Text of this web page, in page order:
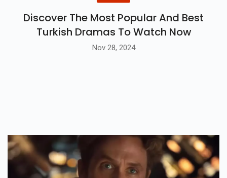
Discover The Most Popular And Best
Turkish Dramas To Watch Now
Nov 28, 2024